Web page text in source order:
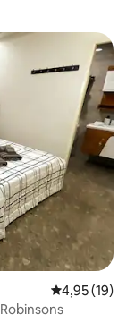
4,95 de uma
4,95 (19)